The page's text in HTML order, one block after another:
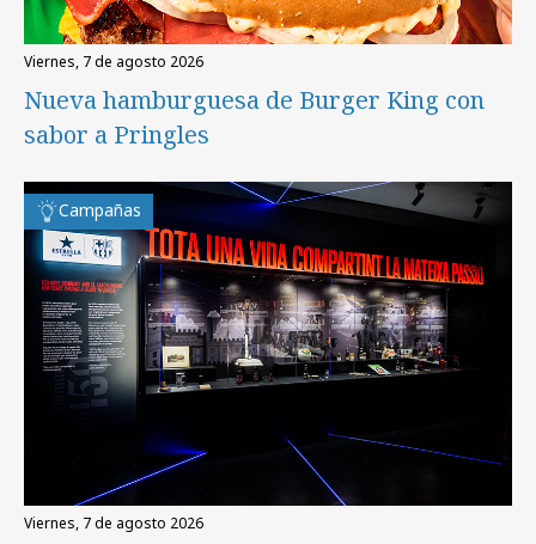
viernes, 7 de agosto 2026
Nueva hamburguesa de Burger King con
sabor a Pringles
Campañas
viernes, 7 de agosto 2026